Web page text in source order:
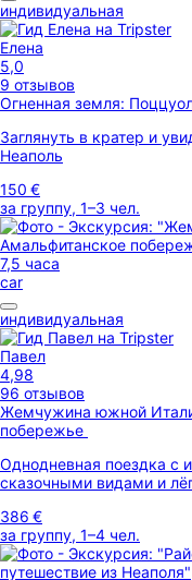
индивидуальная
Елена
5,0
9 отзывов
Огненная земля:
Заглянуть в кратер и
Неаполь
150 €
за группу, 1–3 чел.
7,5 часа
car
индивидуальная
Павел
4,98
96 отзывов
Жемчужина южной
побережье
Однодневная поездка с
сказочными видами и
386 €
за группу, 1–4 чел.